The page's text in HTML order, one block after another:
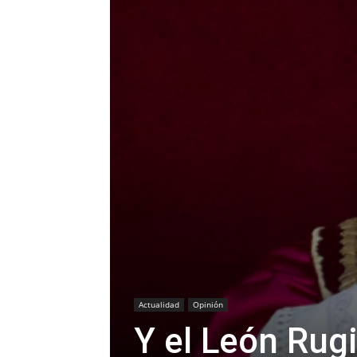
Actualidad Opinión
Y el León